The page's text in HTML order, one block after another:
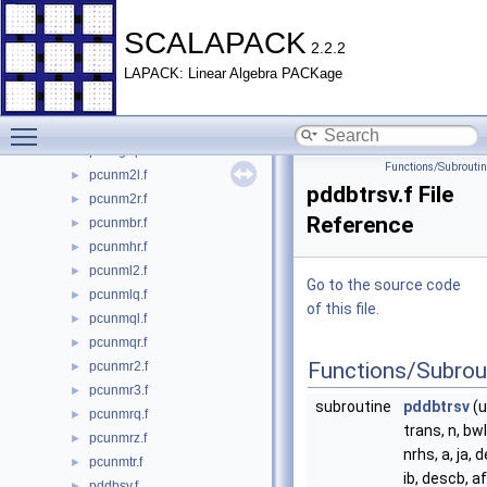
SCALAPACK 2.2.2
LAPACK: Linear Algebra PACKage
► pcung2r.f
► pcungl2.f
► pcunglq.f
► pcungql.f
► pcungqr.f
► pcungrq.f
► pcunm2l.f
► pcunm2r.f
► pcunmbr.f
► pcunmhr.f
► pcunml2.f
► pcunmlq.f
► pcunmql.f
► pcunmqr.f
► pcunmr2.f
► pcunmr3.f
► pcunmrq.f
► pcunmrz.f
► pcunmtr.f
Functions/
pddbtrsv.f File
Reference
Go to the source code
of this file.
Functions/
subroutine pddbtrsv
trans, n,
nrhs, a, ja,
ib, descb,